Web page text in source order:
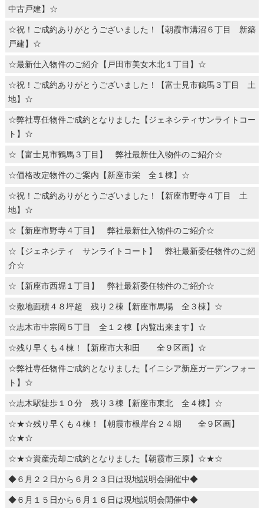
中古戸建】☆
☆祝！ご成約ありがとうございました！【朝霞市溝沼６丁目 新築
戸建】☆
☆最新仕入物件のご紹介【戸田市美女木北１丁目】☆
☆祝！ご成約ありがとうございました！【富士見市鶴馬３丁目 土
地】☆
☆弊社専任物件ご成約となりました【ジェネシティサンライトコー
ト】☆
☆【富士見市鶴馬３丁目】 弊社最新仕入物件のご紹介☆
☆価格改定物件のご案内【新座市栄 全１棟】☆
☆祝！ご成約ありがとうございました！【新座市野寺４丁目 土
地】☆
☆【新座市野寺４丁目】 弊社最新仕入物件のご紹介☆
☆【ジェネシティ サンライトコート】 弊社最新委任物件のご紹
介☆
☆【新座市西堀１丁目】 弊社最新委任物件のご紹介☆
☆敷地面積４８坪超 残り２棟【新座市馬場 全３棟】☆
☆志木市中宗岡５丁目 全１２棟【内覧出来ます】☆
☆残り早くも４棟！【新座市大和田 全９区画】☆
☆弊社専任物件ご成約となりました【イニシア新座ガーデンフォー
ト】☆
☆志木駅徒歩１０分 残り３棟【新座市東北 全４棟】☆
☆★☆残り早くも４棟！【朝霞市根岸台２４期 全９区画】
☆★☆
☆★☆資産売却ご成約となりました【朝霞市三原】☆★☆
◆６月２２日から６月２３日は現地説明会開催中◆
◆６月１５日から６月１６日は現地説明会開催中◆